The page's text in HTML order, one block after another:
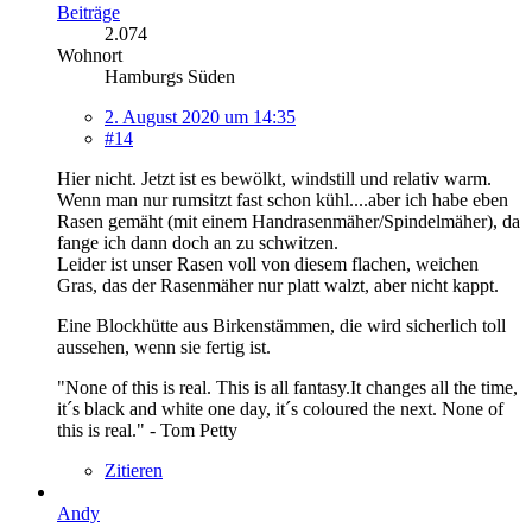
Beiträge
2.074
Wohnort
Hamburgs Süden
2. August 2020 um 14:35
#14
Hier nicht. Jetzt ist es bewölkt, windstill und relativ warm.
Wenn man nur rumsitzt fast schon kühl....aber ich habe eben
Rasen gemäht (mit einem Handrasenmäher/Spindelmäher), da
fange ich dann doch an zu schwitzen.
Leider ist unser Rasen voll von diesem flachen, weichen
Gras, das der Rasenmäher nur platt walzt, aber nicht kappt.
Eine Blockhütte aus Birkenstämmen, die wird sicherlich toll
aussehen, wenn sie fertig ist.
"None of this is real. This is all fantasy.It changes all the time,
it´s black and white one day, it´s coloured the next. None of
this is real." - Tom Petty
Zitieren
Andy